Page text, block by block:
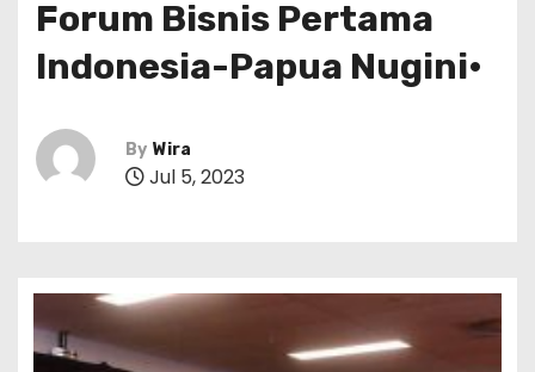
Forum Bisnis Pertama
Indonesia-Papua Nugini•
By Wira
Jul 5, 2023